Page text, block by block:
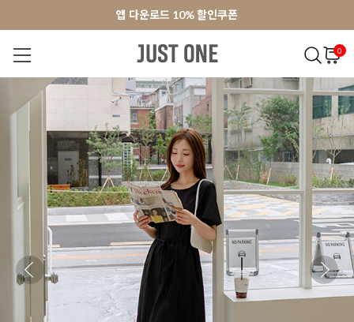
앱 다운로드 10% 할인쿠폰
회원가입 쿠폰 3000원
앱 다운로드 10% 할인쿠폰
회원가입 쿠폰 3000원
0
NEW 7% 오늘출발 MADE . J 상의 팬츠 아